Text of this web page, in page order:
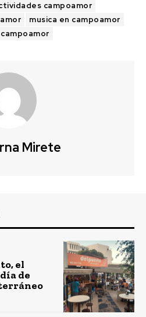
campoamor
musica en campoamor
Mirete
el
de